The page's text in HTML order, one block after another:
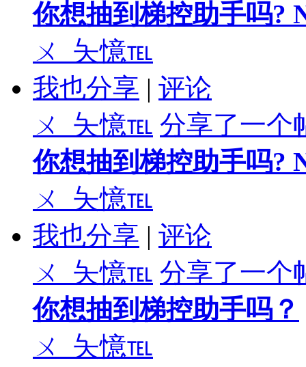
你想抽到梯控助手吗?
ㄨ_夨憶℡
我也分享 | 评论
ㄨ_夨憶℡ 分享了一个
你想抽到梯控助手吗?
ㄨ_夨憶℡
我也分享 | 评论
ㄨ_夨憶℡ 分享了一个
你想抽到梯控助手吗？
ㄨ_夨憶℡